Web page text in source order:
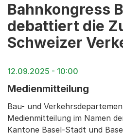
Bahnkongress
debattiert die
Schweizer
12.09.2025 - 10:00
Medienmitteilung
Bau- und
Medienmitteilung im Namen
Kantone Basel-Stadt und